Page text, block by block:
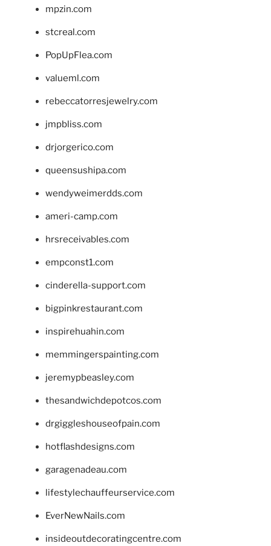
mpzin.com
stcreal.com
PopUpFlea.com
valueml.com
rebeccatorresjewelry.com
jmpbliss.com
drjorgerico.com
queensushipa.com
wendyweimerdds.com
ameri-camp.com
hrsreceivables.com
empconst1.com
cinderella-support.com
bigpinkrestaurant.com
inspirehuahin.com
memmingerspainting.com
jeremypbeasley.com
thesandwichdepotcos.com
drgiggleshouseofpain.com
hotflashdesigns.com
garagenadeau.com
lifestylechauffeurservice.com
EverNewNails.com
insideoutdecoratingcentre.com